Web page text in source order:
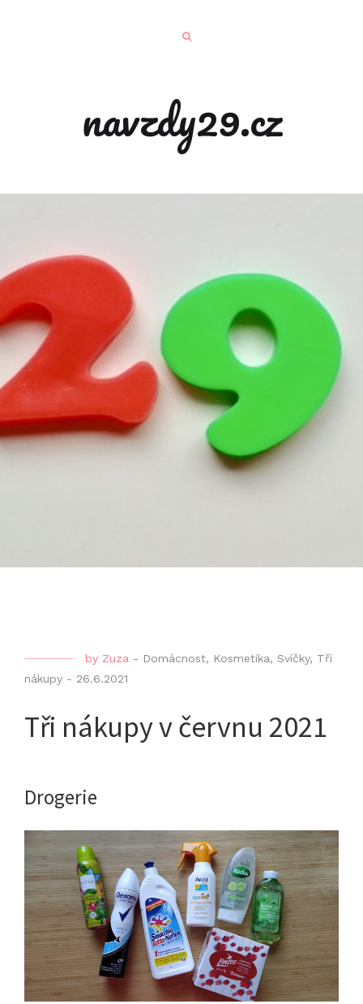
navzdy29.cz
by Zuza - Domácnost, Kosmetika, Svíčky, Tři
nákupy - 26.6.2021
Tři nákupy v červnu 2021
Drogerie